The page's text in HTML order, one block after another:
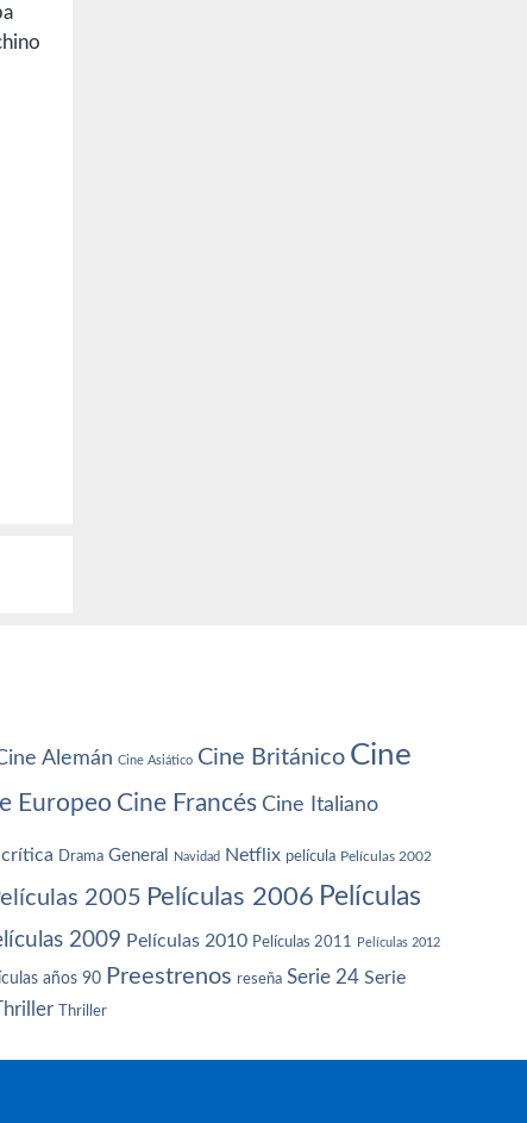
Alemán Cine Asiático Cine Británico Cine
Europeo Cine Francés Cine Italiano
crítica Drama General Navidad Netflix película Películas 2002
2005 Películas 2006 Películas
2009 Películas 2010 Películas 2011 Películas 2012
años 90 Preestrenos reseña Serie 24 Serie
Thriller